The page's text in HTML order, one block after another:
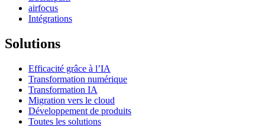
airfocus
Intégrations
Solutions
Efficacité grâce à l’IA
Transformation numérique
Transformation IA
Migration vers le cloud
Développement de produits
Toutes les solutions